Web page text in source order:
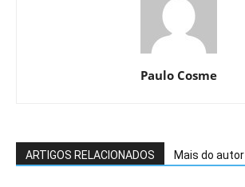
Paulo Cosme
ARTIGOS RELACIONADOS Mais do autor